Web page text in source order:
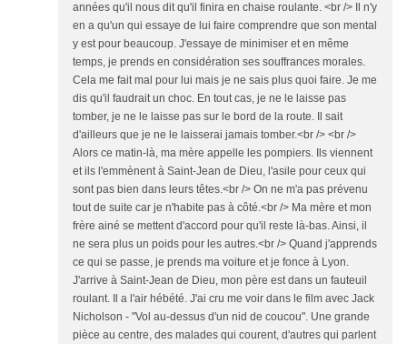
années qu'il nous dit qu'il finira en chaise roulante. <br /> Il n'y
en a qu'un qui essaye de lui faire comprendre que son mental
y est pour beaucoup. J'essaye de minimiser et en même
temps, je prends en considération ses souffrances morales.
Cela me fait mal pour lui mais je ne sais plus quoi faire. Je me
dis qu'il faudrait un choc. En tout cas, je ne le laisse pas
tomber, je ne le laisse pas sur le bord de la route. Il sait
d'ailleurs que je ne le laisserai jamais tomber.<br /> <br />
Alors ce matin-là, ma mère appelle les pompiers. Ils viennent
et ils l'emmènent à Saint-Jean de Dieu, l'asile pour ceux qui
sont pas bien dans leurs têtes.<br /> On ne m'a pas prévenu
tout de suite car je n'habite pas à côté.<br /> Ma mère et mon
frère ainé se mettent d'accord pour qu'il reste là-bas. Ainsi, il
ne sera plus un poids pour les autres.<br /> Quand j'apprends
ce qui se passe, je prends ma voiture et je fonce à Lyon.
J'arrive à Saint-Jean de Dieu, mon père est dans un fauteuil
roulant. Il a l'air hébété. J'ai cru me voir dans le film avec Jack
Nicholson - "Vol au-dessus d'un nid de coucou". Une grande
pièce au centre, des malades qui courent, d'autres qui parlent